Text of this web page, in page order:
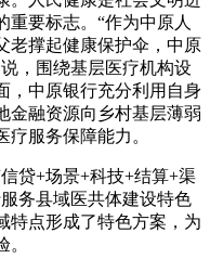
重要标志。“作为中原人
老撑起健康保护伞，中原
，围绕基层医疗机构设
，中原银行充分利用自身
金融资源向乡村基层薄弱
服务保障能力。
贷+场景+科技+结算+渠
务县域医共体建设特色
特点形成了特色方案，为